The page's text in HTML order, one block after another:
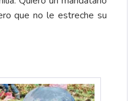
que no le estreche su